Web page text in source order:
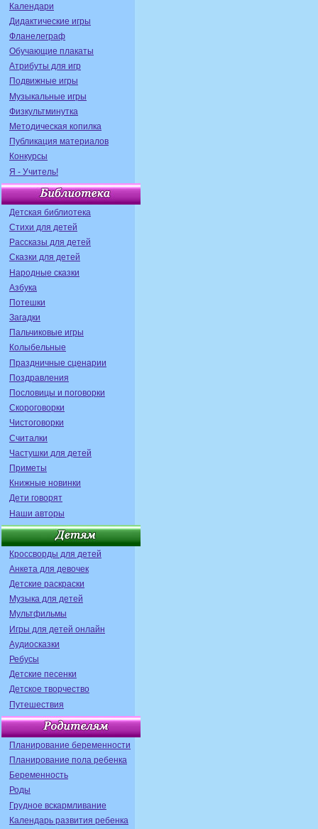
Календари
Дидактические игры
Фланелеграф
Обучающие плакаты
Атрибуты для игр
Подвижные игры
Музыкальные игры
Физкультминутка
Методическая копилка
Публикация материалов
Конкурсы
Я - Учитель!
Детская библиотека
Стихи для детей
Рассказы для детей
Сказки для детей
Народные сказки
Азбука
Потешки
Загадки
Пальчиковые игры
Колыбельные
Праздничные сценарии
Поздравления
Пословицы и поговорки
Скороговорки
Чистоговорки
Считалки
Частушки для детей
Приметы
Книжные новинки
Дети говорят
Наши авторы
Кроссворды для детей
Анкета для девочек
Детские раскраски
Музыка для детей
Мультфильмы
Игры для детей онлайн
Аудиосказки
Ребусы
Детские песенки
Детское творчество
Путешествия
Планирование беременности
Планирование пола ребенка
Беременность
Роды
Грудное вскармливание
Календарь развития ребенка